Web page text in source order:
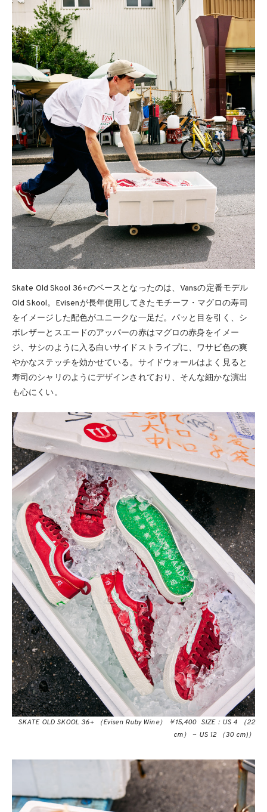
Skate Old Skool 36+のベースとなったのは、Vansの定番モデル
Old Skool。Evisenが長年使用してきたモチーフ・マグロの寿司
をイメージした配色がユニークな一足だ。パッと目を引く、シ
ボレザーとスエードのアッパーの赤はマグロの赤身をイメー
ジ、サシのように入る白いサイドストライプに、ワサビ色の爽
やかなステッチを効かせている。サイドウォールはよく見ると
寿司のシャリのようにデザインされており、そんな細かな演出
も心にくい。
SKATE OLD SKOOL 36+ （Evisen Ruby Wine） ￥15,400 SIZE：US 4 （22
cm） ~ US 12 （30 cm)）